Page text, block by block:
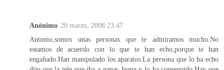
Anónimo 20 marzo, 2008 23:47
Antonio,somos unas personas que te admiramos mucho.No
estamos de acuerdo con lo que te han echo,porque te han
engañado.Han manipulado los aparatos.La persona que lo ha echo